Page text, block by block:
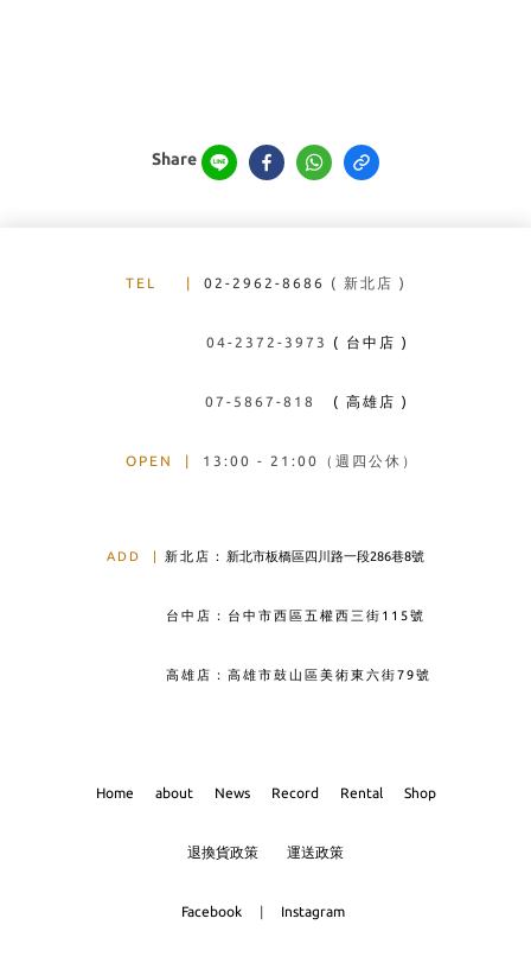
Share
TEL | 02-2962-8686 ( 新北店 )
04-2372-3973 ( 台中店 )
07-5867-818 ( 高雄店 )
OPEN | 13:00 - 21:00（週四公休）
ADD | 新北店： 新北市板橋區四川路一段286巷8號
台中店：台中市西區五權西三街115號
高雄店：高雄市鼓山區美術東六街79號
Home about News Record Rental Shop
退換貨政策 運送政策
Facebook | Instagram